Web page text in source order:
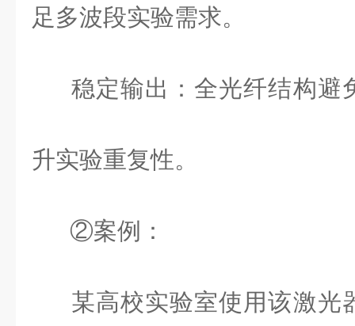
足多波段实验需求。
稳定输出：全光纤结构避
升实验重复性。
②案例：
某高校实验室使用该激光